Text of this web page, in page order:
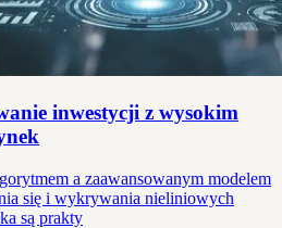
inwestycji z wysokim
a zaawansowanym modelem
się i wykrywania nieliniowych
są prakty